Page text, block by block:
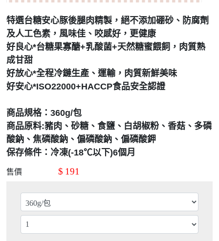
特選台糖安心豚後腿肉精製，絕不添加硼砂、防腐劑
及人工色素，風味佳、咬感好，更健康
好良心*台糖果寡醣+乳酸菌+天然糖蜜餵飼，肉質熟
成甘甜
好放心*全程冷鏈生產、運輸，肉質新鮮美味
好安心*ISO22000+HACCP食品安全認證
商品規格：360g/包
商品原料:豬肉、砂糖、食鹽、白胡椒粉、香菇、多磷
酸鈉、焦磷酸鈉、偏磷酸鈉、偏磷酸鉀
保存條件：冷凍(-18℃以下)6個月
售價 $ 191